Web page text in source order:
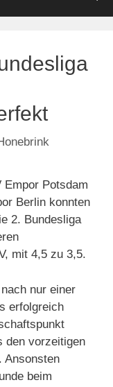
Empor Potsdam
Berlin konnten
2. Bundesliga
mit 4,5 zu 3,5.
nur einer
erfolgreich
den vorzeitigen
Ansonsten
beim